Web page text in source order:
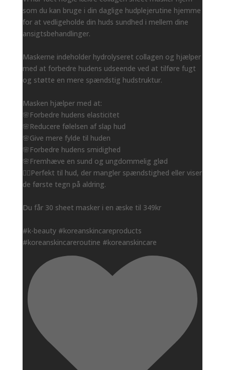
som du kan bruge i din daglige hudplejerutine hjemme
for at vedligeholde din huds sundhed i mellem dine
ansigtsbehandlinger.
Maskerne indeholder hydrolyseret collagen og hjælper
med at forbedre hudens udseende ved at tilføre fugt
og støtte en mere spændstig hudstruktur.
Masken hjælper med at:
🌸Forbedre hudens elasticitet
🌸Reducere følelsen af slap hud
🌸Give mere fylde til huden
🌸Forbedre hudens smidighed
🌸Fremhæve en sund og ungdommelig glød
👌🏻Perfekt til hud, der mangler spændstighed eller viser
de første tegn på aldring.
Du får 30 sheet masker i en æske til 349kr
#k-beauty #koreanskincareproducts
#koreanskincareroutine #koreanskincare